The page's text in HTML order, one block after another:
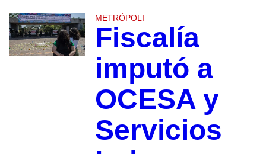
METRÓPOLI
Fiscalía
imputó a
OCESA y
Servicios